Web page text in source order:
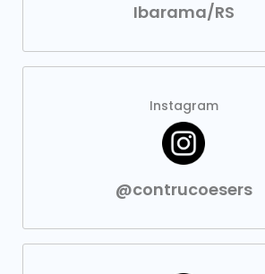
Ibarama/RS
Instagram
@contrucoesers